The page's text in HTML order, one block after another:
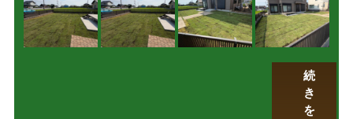
続
き
を